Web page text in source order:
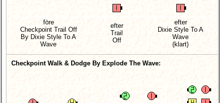
före
Checkpoint Trail Off
By Dixie Style To A
Wave
efter
Trail
Off
efter
Dixie Style To A
Wave
(klart)
Checkpoint Walk & Dodge By Explode The Wave: